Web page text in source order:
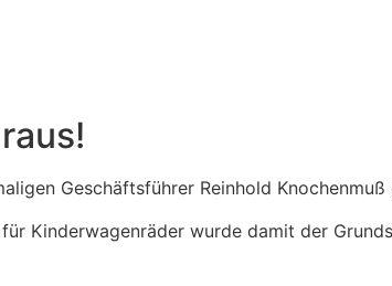
Geschäftsführer Reinhold
Kinderwagenräder wurde damit der